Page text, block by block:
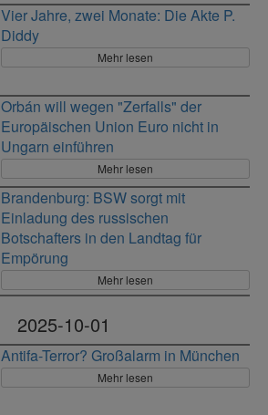
Vier Jahre, zwei Monate: Die Akte P.
Diddy
Mehr lesen
Orbán will wegen "Zerfalls" der
Europäischen Union Euro nicht in
Ungarn einführen
Mehr lesen
Brandenburg: BSW sorgt mit
Einladung des russischen
Botschafters in den Landtag für
Empörung
Mehr lesen
2025-10-01
Antifa-Terror? Großalarm in München
Mehr lesen